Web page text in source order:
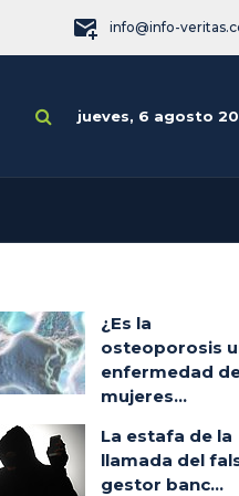
info@info-
jueves, 6 agosto
¿Es la
osteoporosis
enfermedad
mujeres...
La estafa de la
llamada del
gestor banc...